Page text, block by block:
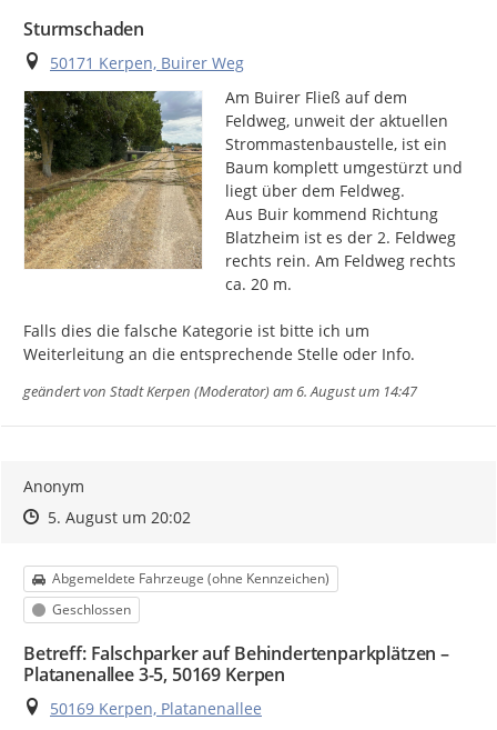
Sturmschaden
Ort
50171 Kerpen, Buirer Weg
Am Buirer Fließ auf dem
Feldweg, unweit der aktuellen
Strommastenbaustelle, ist ein
Baum komplett umgestürzt und
liegt über dem Feldweg.
Aus Buir kommend Richtung
Blatzheim ist es der 2. Feldweg
rechts rein. Am Feldweg rechts
ca. 20 m.
Falls dies die falsche Kategorie ist bitte ich um
Weiterleitung an die entsprechende Stelle oder Info.
geändert von Stadt Kerpen (Moderator)am 6. August um 14:47
Anonym
Zeitpunkt des Erstellens
Zeitpunkt des Erstellens
5. August um 20:02Zur Äußerung
Kategorie
Abgemeldete Fahrzeuge (ohne Kennzeichen)
Status
Geschlossen
​Betreff: Falschparker auf Behindertenparkplätzen –
Platanenallee 3-5, 50169 Kerpen
Ort
50169 Kerpen, Platanenallee